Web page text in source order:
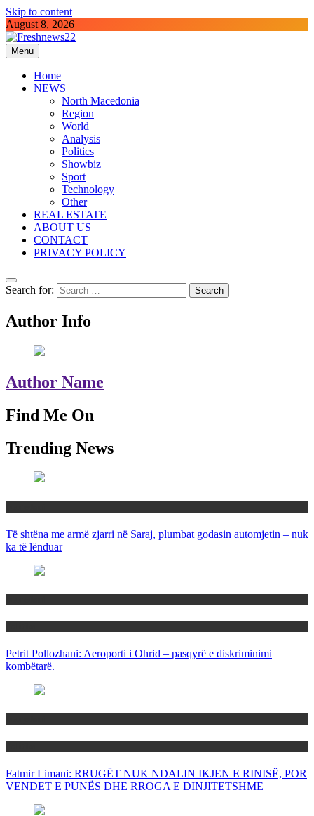
Skip to content
August 8, 2026
Freshnews22
Best News Website in North Macedonia
Menu
Home
NEWS
North Macedonia
Region
World
Analysis
Politics
Showbiz
Sport
Technology
Other
REAL ESTATE
ABOUT US
CONTACT
PRIVACY POLICY
Search for:
Author Info
Author Name
Find Me On
Trending News
Të shtëna me armë zjarri në Saraj, plumbat godasin automjetin – nuk
ka të lënduar
Petrit Pollozhani: Aeroporti i Ohrid – pasqyrë e diskriminimi
kombëtarë.
Fatmir Limani: RRUGËT NUK NDALIN IKJEN E RINISË, POR
VENDET E PUNËS DHE RROGA E DINJITETSHME